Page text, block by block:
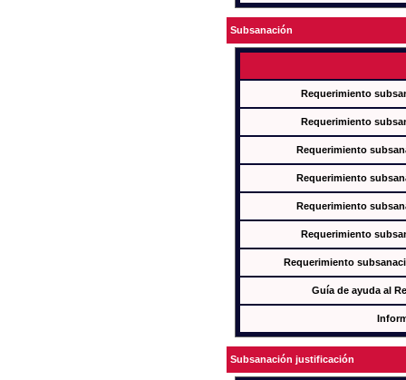
Subsanación
Requerimiento
Requerimiento
Requerimiento
Requerimiento
Requerimiento
Requerimiento
Requerimiento
Guía de ayuda al
Subsanación justificación